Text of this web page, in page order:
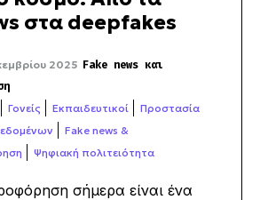
στα deepfakes
2025 Fake news και
Γονείς Εκπαιδευτικοί
Προστασία
Fake news &
Ψηφιακή πολιτειότητα
σήμερα είναι ένα